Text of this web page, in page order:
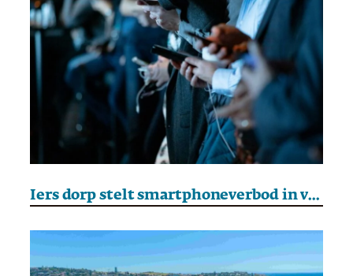
Iers dorp stelt smartphoneverbod in voor kinderen onder de twaalf